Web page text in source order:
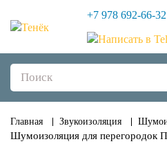
+7 978 692-66-32
Главная Звукоизоляция
Шумоизоляция для перегородок